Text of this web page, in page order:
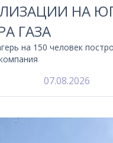
НА
ГАЗА
на 150 человек
07.08.2026